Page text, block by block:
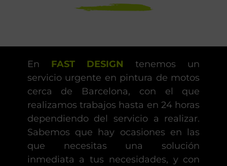
En FAST DESIGN tenemos un
servicio urgente en pintura de motos
cerca de Barcelona, con el que
realizamos trabajos hasta en 24 horas
dependiendo del servicio a realizar.
Sabemos que hay ocasiones en las
que necesitas una solución
inmediata a tus necesidades, y con